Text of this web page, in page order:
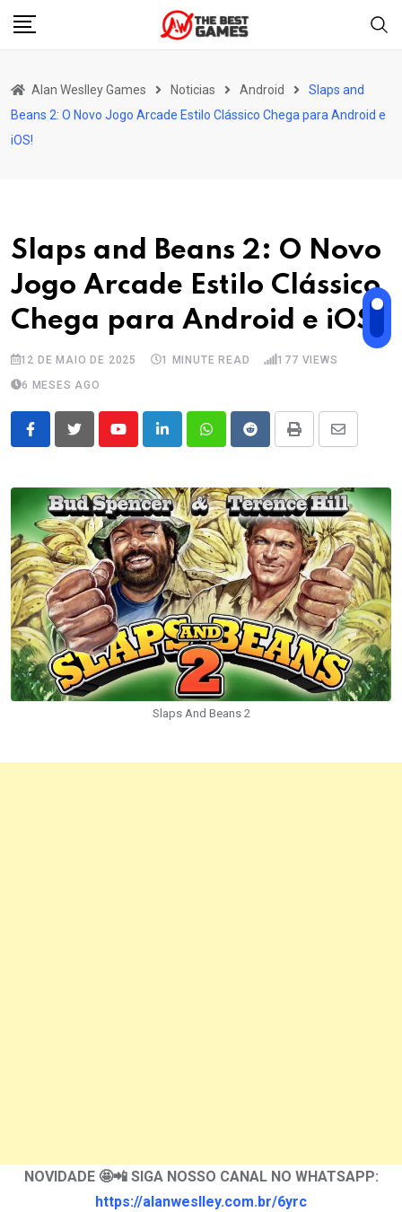
Skip
Alan Weslley Games Noticias Android
Slaps and
Beans 2: O Novo Jogo Arcade Estilo Clássico Chega para Android e
iOS!
Slaps and Beans 2: O Novo
Jogo Arcade Estilo Clássico
Chega para Android e iOS!
12 DE MAIO DE 2025 1 MINUTE READ 177 VIEWS
6 MESES AGO
YoutubeLinkedInWhatsappRedditPrint
Share
Email
Slaps And Beans 2
NOVIDADE 🤩📲 SIGA NOSSO CANAL NO WHATSAPP:
https://alanweslley.com.br/6yrc